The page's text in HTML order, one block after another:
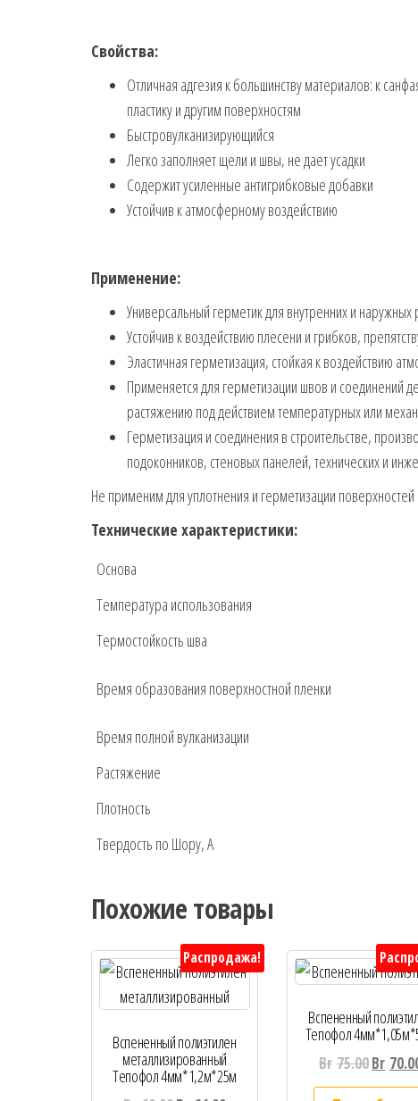
Свойства:
Отличная адгезия к большинству материалов: к
пластику и другим поверхностям
Быстровулканизирующийся
Легко заполняет щели и швы, не дает усадки
Содержит усиленные антигрибковые добавки
Устойчив к атмосферному воздействию
Применение:
Универсальный герметик для внутренних и наружных
Устойчив к воздействию плесени и грибков,
Эластичная герметизация, стойкая к воздействию
Применяется для герметизации швов и
растяжению под действием температурных или
Герметизация и соединения в строительстве,
подоконников, стеновых панелей, технических и
Не применим для уплотнения и герметизации поверхностей
Технические характеристики:
Основа
Температура использования
Термостойкость шва
Время образования поверхностной пленки
Время полной вулканизации
Растяжение
Плотность
Твердость по Шору, А
Похожие товары
Распродажа!
Вспененный полиэтилен
металлизированный
Тепофол 4мм*1,2м*25м
Вспененный
Тепофол
Br 75.00Br